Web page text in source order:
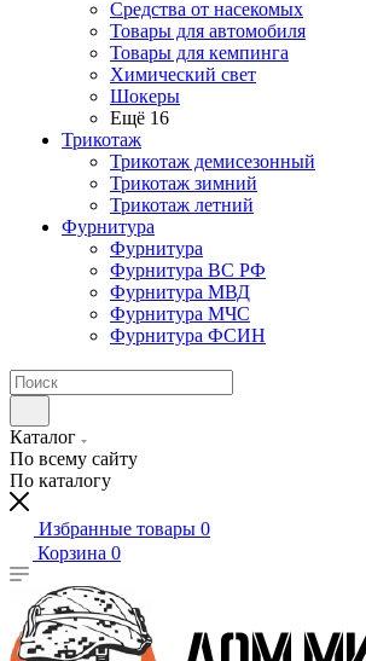
Средства от насекомых
Товары для автомобиля
Товары для кемпинга
Химический свет
Шокеры
Ещё 16
Трикотаж
Трикотаж демисезонный
Трикотаж зимний
Трикотаж летний
Фурнитура
Фурнитура
Фурнитура ВС РФ
Фурнитура МВД
Фурнитура МЧС
Фурнитура ФСИН
Каталог
По всему сайту
По каталогу
Избранные товары 0
Корзина 0